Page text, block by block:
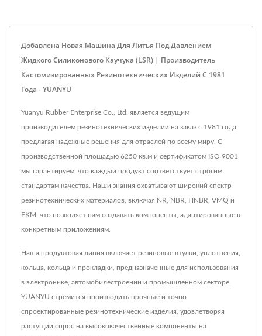
Добавлена Новая Машина Для Литья Под Давлением
Жидкого Силиконового Каучука (LSR) | Производитель
Кастомизированных Резинотехнических Изделий С 1981
Года - YUANYU
Yuanyu Rubber Enterprise Co., Ltd. является ведущим
производителем резинотехнических изделий на заказ с 1981 года,
предлагая надежные решения для отраслей по всему миру. С
производственной площадью 6250 кв.м и сертификатом ISO 9001
мы гарантируем, что каждый продукт соответствует строгим
стандартам качества. Наши знания охватывают широкий спектр
резинотехнических материалов, включая NR, NBR, HNBR, VMQ и
FKM, что позволяет нам создавать компоненты, адаптированные к
конкретным приложениям.
Наша продуктовая линия включает резиновые втулки, уплотнения,
кольца, кольца и прокладки, предназначенные для использования
в электронике, автомобилестроении и промышленном секторе.
YUANYU стремится производить прочные и точно
спроектированные резинотехнические изделия, удовлетворяя
растущий спрос на высококачественные компоненты на